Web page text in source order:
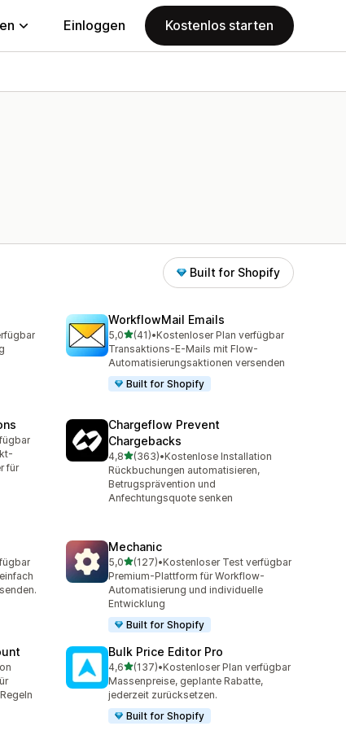
Einloggen Kostenlos starten
Built for Shopify
WorkflowMail Emails
5,0von 5 Sternen
(41)
41 Rezensionen insgesamt
•Kostenloser Plan verfügbar
Transaktions-E-Mails mit Flow-
Automatisierungsaktionen versenden
Built for Shopify
für
Chargeflow Prevent
Chargebacks
4,8von 5 Sternen
(363)
363 Rezensionen insgesamt
•Kostenlose Installation
Rückbuchungen automatisieren,
Betrugsprävention und
Anfechtungsquote senken
Mechanic
5,0von 5 Sternen
(127)
127 Rezensionen insgesamt
•Kostenloser Test verfügbar
Premium-Plattform für Workflow-
Automatisierung und individuelle
Entwicklung
Built for Shopify
Bulk Price Editor Pro
4,6von 5 Sternen
(137)
137 Rezensionen insgesamt
•Kostenloser Plan verfügbar
Massenpreise, geplante Rabatte,
jederzeit zurücksetzen.
Built for Shopify